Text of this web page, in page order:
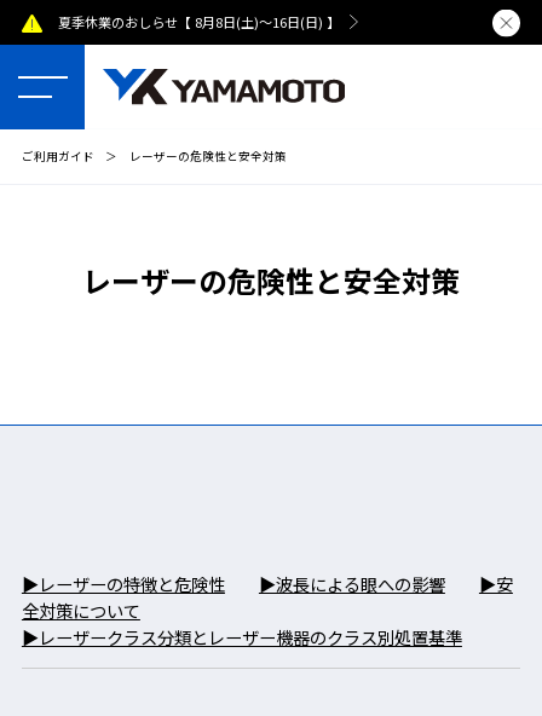
夏季休業のおしらせ【 8月8日(土)～16日(日) 】 熊本県で
ご利用ガイド ＞ レーザーの危険性と安全対策
レーザーの危険性と安全対策
▶レーザーの特徴と危険性 ▶波長による眼への影響
▶安
全対策について
▶レーザークラス分類とレーザー機器のクラス別処置基準